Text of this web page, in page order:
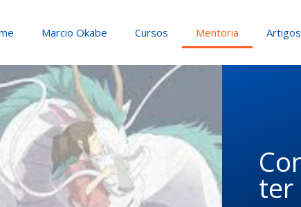
Marcio Okabe Cursos Mentoria Artigos
ter